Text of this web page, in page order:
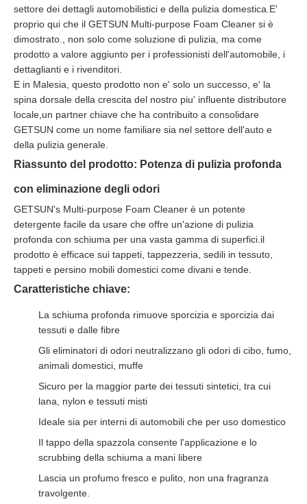
settore dei dettagli automobilistici e della pulizia domestica.E'
proprio qui che il GETSUN Multi-purpose Foam Cleaner si è
dimostrato., non solo come soluzione di pulizia, ma come
prodotto a valore aggiunto per i professionisti dell'automobile, i
dettaglianti e i rivenditori.
E in Malesia, questo prodotto non e' solo un successo, e' la
spina dorsale della crescita del nostro piu' influente distributore
locale,un partner chiave che ha contribuito a consolidare
GETSUN come un nome familiare sia nel settore dell'auto e
della pulizia generale.
Riassunto del prodotto: Potenza di pulizia profonda
con eliminazione degli odori
GETSUN's Multi-purpose Foam Cleaner è un potente
detergente facile da usare che offre un'azione di pulizia
profonda con schiuma per una vasta gamma di superfici.il
prodotto è efficace sui tappeti, tappezzeria, sedili in tessuto,
tappeti e persino mobili domestici come divani e tende.
Caratteristiche chiave:
La schiuma profonda rimuove sporcizia e sporcizia dai
tessuti e dalle fibre
Gli eliminatori di odori neutralizzano gli odori di cibo, fumo,
animali domestici, muffe
Sicuro per la maggior parte dei tessuti sintetici, tra cui
lana, nylon e tessuti misti
Ideale sia per interni di automobili che per uso domestico
Il tappo della spazzola consente l'applicazione e lo
scrubbing della schiuma a mani libere
Lascia un profumo fresco e pulito, non una fragranza
travolgente.